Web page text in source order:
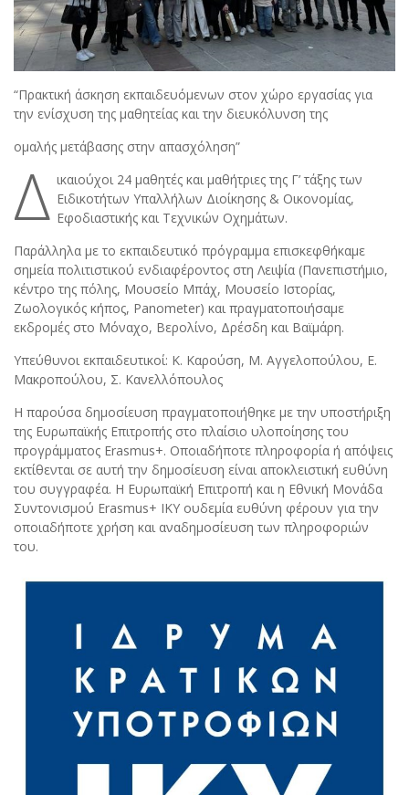
“Πρακτική άσκηση εκπαιδευόμενων στον χώρο εργασίας για
την ενίσχυση της μαθητείας και την διευκόλυνση της
ομαλής μετάβασης στην απασχόληση”
Δ ικαιούχοι 24 μαθητές και μαθήτριες της Γ’ τάξης των
Ειδικοτήτων Υπαλλήλων Διοίκησης & Οικονομίας,
Εφοδιαστικής και Τεχνικών Οχημάτων.
Παράλληλα με το εκπαιδευτικό πρόγραμμα επισκεφθήκαμε
σημεία πολιτιστικού ενδιαφέροντος στη Λειψία (Πανεπιστήμιο,
κέντρο της πόλης, Μουσείο Μπάχ, Μουσείο Ιστορίας,
Ζωολογικός κήπος, Panometer) και πραγματοποιήσαμε
εκδρομές στο Μόναχο, Βερολίνο, Δρέσδη και Βαϊμάρη.
Υπεύθυνοι εκπαιδευτικοί: Κ. Καρούση, Μ. Αγγελοπούλου, Ε.
Μακροπούλου, Σ. Κανελλόπουλος
Η παρούσα δημοσίευση πραγματοποιήθηκε με την υποστήριξη
της Ευρωπαϊκής Επιτροπής στο πλαίσιο υλοποίησης του
προγράμματος Erasmus+. Οποιαδήποτε πληροφορία ή απόψεις
εκτίθενται σε αυτή την δημοσίευση είναι αποκλειστική ευθύνη
του συγγραφέα. Η Ευρωπαϊκή Επιτροπή και η Εθνική Μονάδα
Συντονισμού Erasmus+ ΙΚΥ ουδεμία ευθύνη φέρουν για την
οποιαδήποτε χρήση και αναδημοσίευση των πληροφοριών
του.